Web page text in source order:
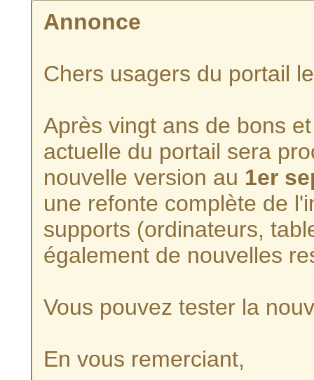
Annonce
Chers usagers du portail
Après vingt ans de bons
actuelle du portail sera
nouvelle version au 1er
une refonte complète de
supports (ordinateurs,
également de nouvelles
Vous pouvez tester la
En vous remerciant,